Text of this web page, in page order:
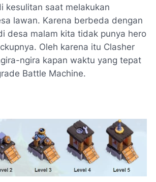
kesulitan saat melakukan
lawan. Karena berbeda dengan
desa malam kita tidak punya hero
Oleh karena itu Clasher
ngira kapan waktu yang tepat
Battle Machine.